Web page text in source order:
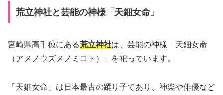
荒立神社と芸能の神様「天鈿女命」
宮崎県高千穂にある荒立神社は、芸能の神様「天鈿女命
（アメノウズメノミコト）」を祀っています。
「天鈿女命」は日本最古の踊り子であり、神楽や俳優など